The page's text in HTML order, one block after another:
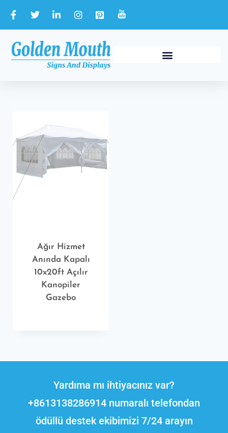
Ağır Hizmet
Anında Kapalı
10x20ft Açılır
Kanopiler
Gazebo
Yardıma mı ihtiyacınız var?
+8613138286914 numaralı telefondan
ödüllü destek ekibimizi 7/24 arayın